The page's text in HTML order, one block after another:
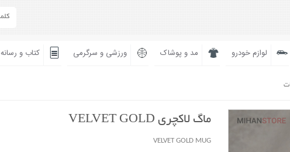
لوازم خودرو مد و پوشاک ورزشی و سرگرمی کتاب و رسانه
ماگ لاکچری VELVET GOLD
VELVET GOLD MUG